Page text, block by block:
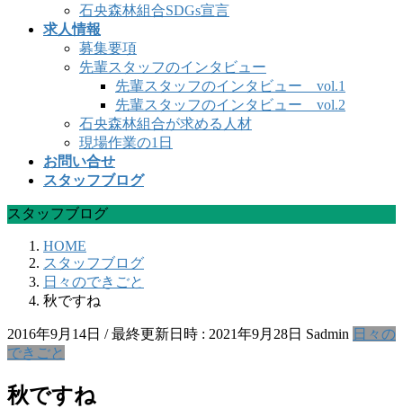
石央森林組合SDGs宣言
求人情報
募集要項
先輩スタッフのインタビュー
先輩スタッフのインタビュー vol.1
先輩スタッフのインタビュー vol.2
石央森林組合が求める人材
現場作業の1日
お問い合せ
スタッフブログ
スタッフブログ
HOME
スタッフブログ
日々のできごと
秋ですね
2016年9月14日 / 最終更新日時 : 2021年9月28日 Sadmin 日々の
できごと
秋ですね